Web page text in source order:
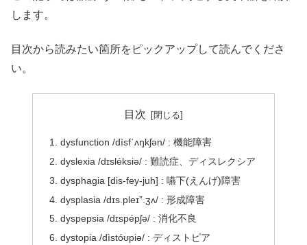
します。
目次から読みたい箇所をピックアップして読んでくださ
い。
目次
dysfunction /dìsfˈʌŋkʃən/ : 機能障害
dyslexia /dɪsléksiə/ : 難読症、ディスレクシア
dysphagia [dis-fey-juh] : 嚥下(えんげ)障害
dysplasia /dɪs.pleɪ”.ʒʌ/ : 形成障害
dyspepsia /dɪspépʃə/ : 消化不良
dystopia /dìstóʊpiə/ : ディストピア